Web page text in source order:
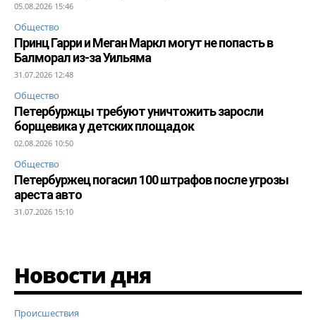
05.08.2026 15:46
Общество
Принц Гарри и Меган Маркл могут не попасть в
Балморал из-за Уильяма
31.07.2026 12:48
Общество
Петербуржцы требуют уничтожить заросли
борщевика у детских площадок
02.08.2026 10:50
Общество
Петербуржец погасил 100 штрафов после угрозы
ареста авто
31.07.2026 15:10
Новости дня
Происшествия